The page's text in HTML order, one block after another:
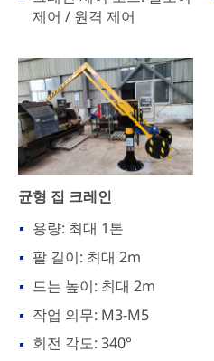
제어 / 원격 제어
균형 집 크레인
용량: 최대 1톤
팔 길이: 최대 2m
드는 높이: 최대 2m
작업 의무: M3-M5
회전 각도: 340°